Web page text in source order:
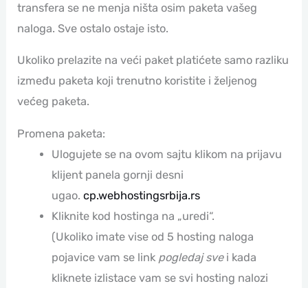
transfera se ne menja ništa osim paketa vašeg
naloga. Sve ostalo ostaje isto.
Ukoliko prelazite na veći paket platićete samo razliku
između paketa koji trenutno koristite i željenog
većeg paketa.
Promena paketa:
Ulogujete se na ovom sajtu klikom na prijavu
klijent panela gornji desni
ugao. cp.webhostingsrbija.rs
Kliknite kod hostinga na „uredi“.
(Ukoliko imate vise od 5 hosting naloga
pojavice vam se link pogledaj svei kada
kliknete izlistace vam se svi hosting nalozi